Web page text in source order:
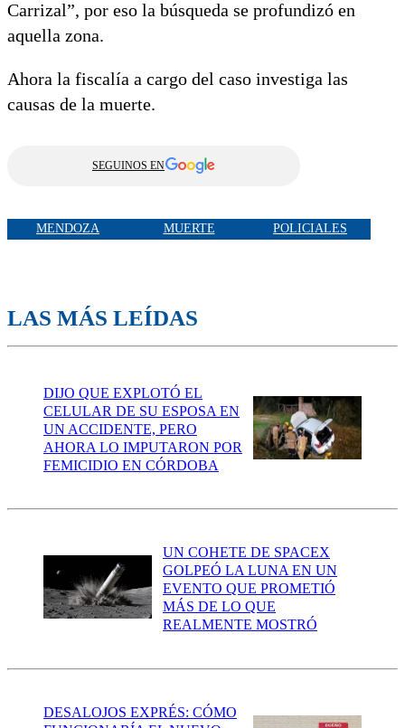
Carrizal”, por eso la búsqueda se profundizó en
aquella zona.
Ahora la fiscalía a cargo del caso investiga las
causas de la muerte.
SEGUINOS EN
MENDOZA MUERTE POLICIALES
LAS MÁS LEÍDAS
DIJO QUE EXPLOTÓ EL
CELULAR DE SU ESPOSA EN
UN ACCIDENTE, PERO
AHORA LO IMPUTARON POR
FEMICIDIO EN CÓRDOBA
UN COHETE DE SPACEX
GOLPEÓ LA LUNA EN UN
EVENTO QUE PROMETIÓ
MÁS DE LO QUE
REALMENTE MOSTRÓ
DESALOJOS EXPRÉS: CÓMO